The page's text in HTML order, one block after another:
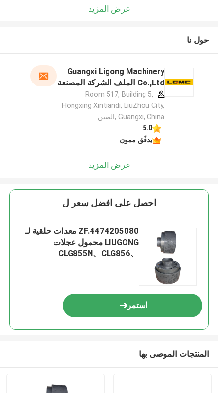
عرض المزيد
حول نا
Guangxi Ligong Machinery
Co.,Ltd الملف الشركة المصنعة
Room 517, Building 5,
Hongxing Xintiandi, LiuZhou City,
Guangxi, China ,الصين
5.0
يدقّق ممون
عرض المزيد
احصل على افضل سعر ل
ZF.4474205080 معدات حلقية لـ
LIUGONG محمول عجلات
CLG855N、CLG856、
استمر
المنتجات الموصى بها